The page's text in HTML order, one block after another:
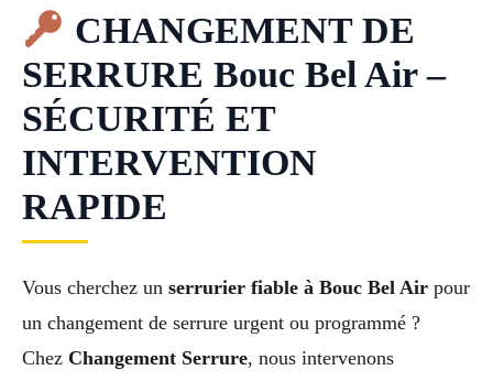
CHANGEMENT DE
SERRURE Bouc Bel Air –
SÉCURITÉ ET
INTERVENTION
RAPIDE
Vous cherchez un serrurier fiable à Bouc Bel Air pour
un changement de serrure urgent ou programmé ?
Chez Changement Serrure, nous intervenons